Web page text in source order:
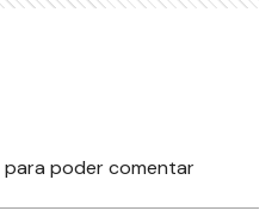
para poder comentar